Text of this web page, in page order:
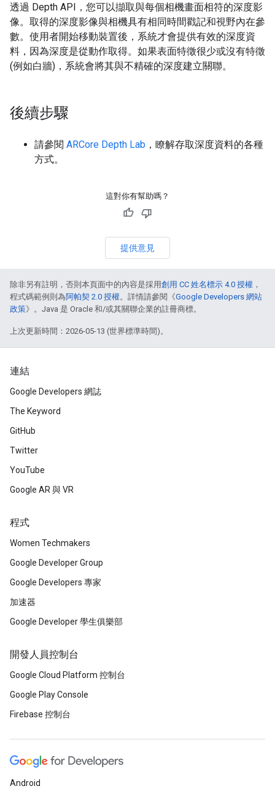
透過 Depth API，您可以擷取與每個相機畫面相符的深度影
像。取得的深度影像與相機具有相同時間戳記和視野內在參
數。使用者開始移動裝置後，系統才會提供有效的深度資
料，因為深度是從動作取得。如果表面特徵很少或沒有特徵
(例如白牆)，系統會將其與不精確的深度建立關聯。
後續步驟
請參閱 ARCore Depth Lab ，瞭解存取深度資料的各種
方式。
這對你有幫助嗎？
提供意見
除非另有註明，否則本頁面中的內容是採用創用 CC 姓名標示 4.0 授權 ，
程式碼範例則為阿帕契 2.0 授權。詳情請參閱《Google Developers 網站
政策》。Java 是 Oracle 和/或其關聯企業的註冊商標。
上次更新時間：2026-05-13 (世界標準時間)。
連結
Google Developers 網誌
The Keyword
GitHub
Twitter
YouTube
Google AR 與 VR
程式
Women Techmakers
Google Developer Group
Google Developers 專家
加速器
Google Developer 學生俱樂部
開發人員控制台
Google Cloud Platform 控制台
Google Play Console
Firebase 控制台
Android